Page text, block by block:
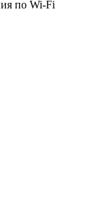
по Wi-Fi